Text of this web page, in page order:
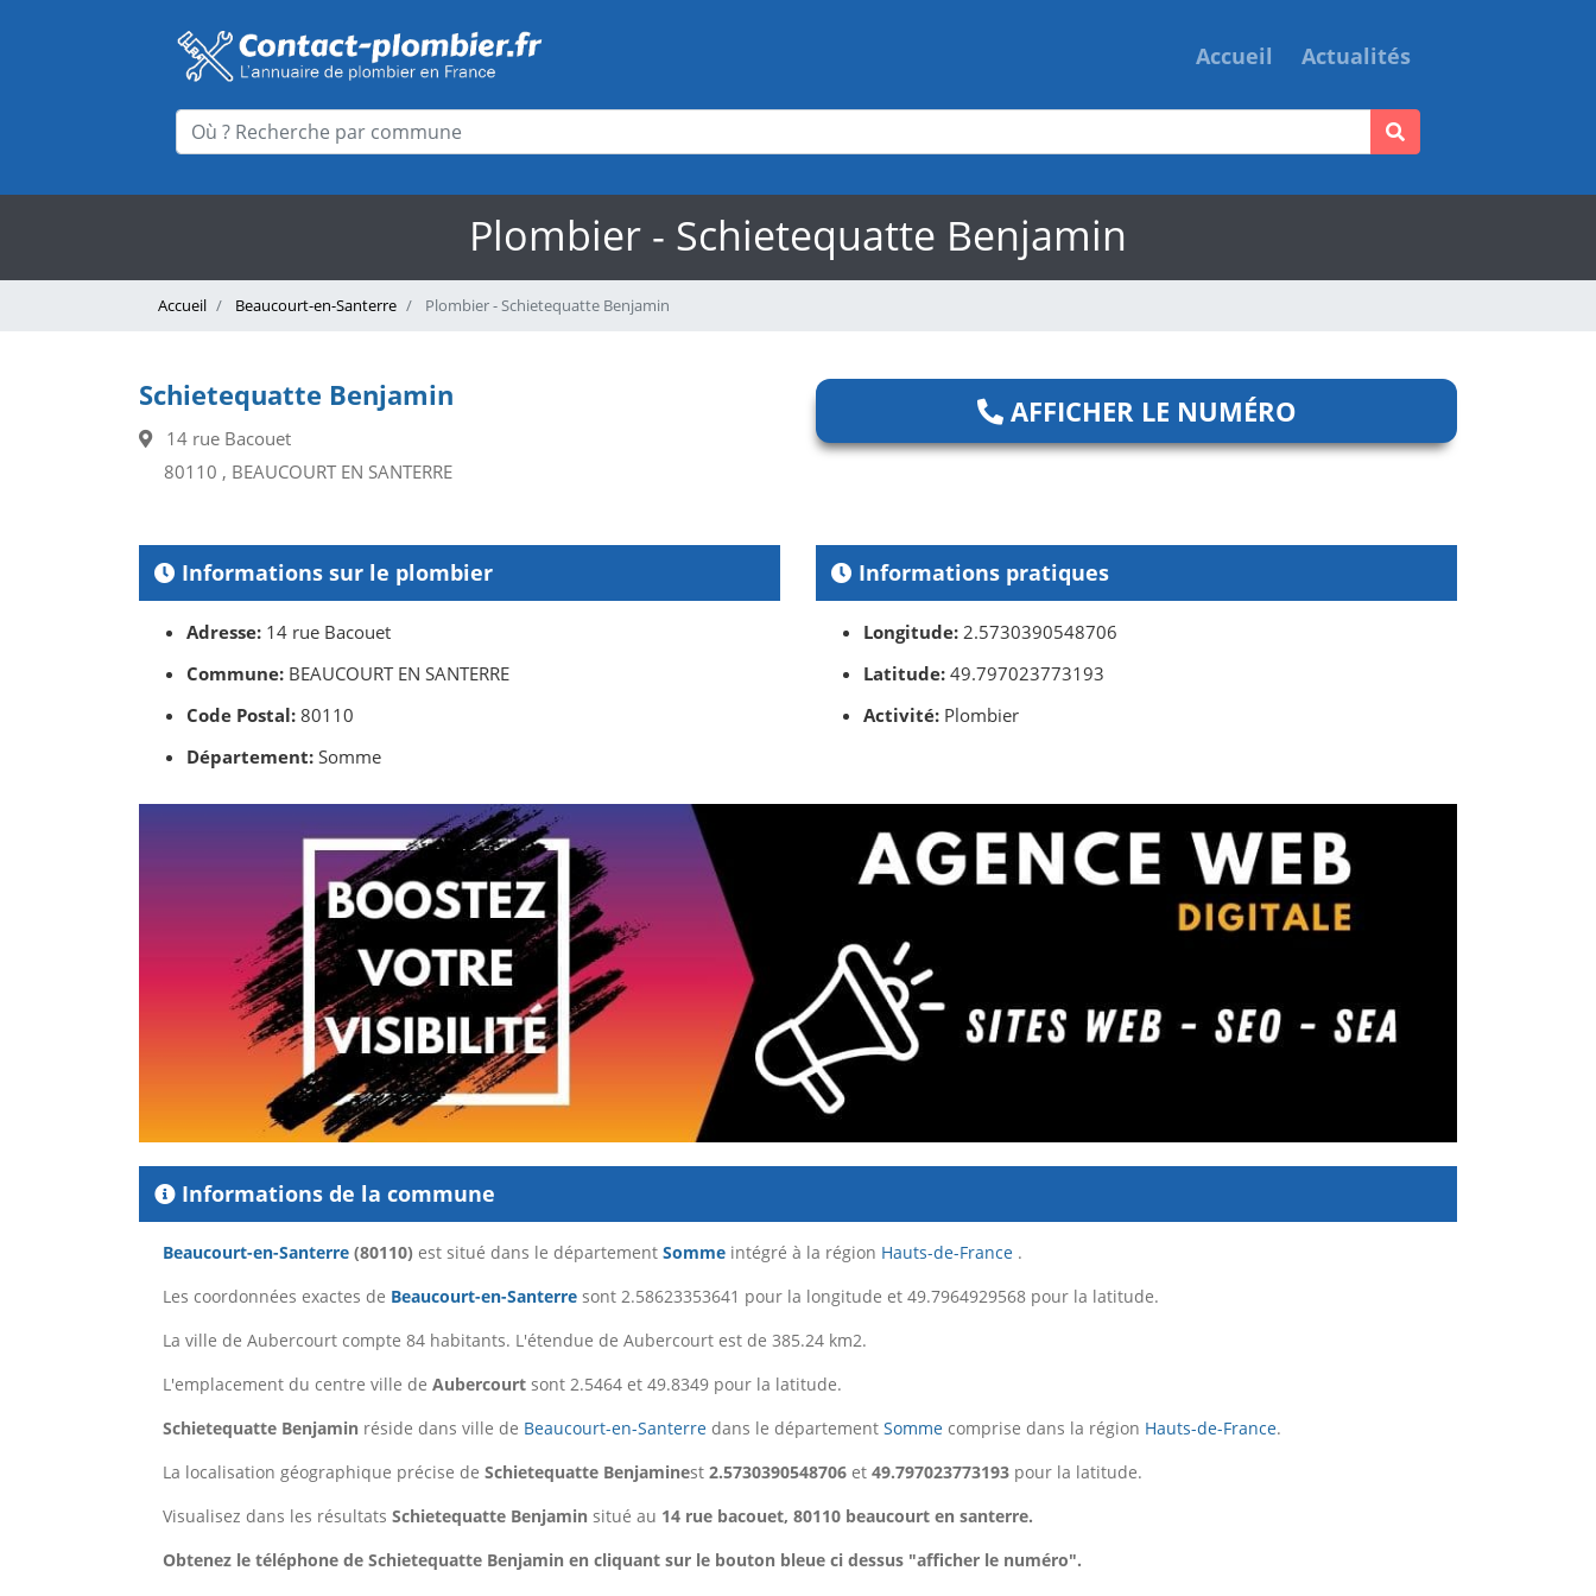
Accueil Actualités
Plombier - Schietequatte Benjamin
Accueil Beaucourt-en-Santerre Plombier - Schietequatte Benjamin
Schietequatte Benjamin
14 rue Bacouet
80110 , BEAUCOURT EN SANTERRE
AFFICHER LE NUMÉRO
Informations sur le plombier
Adresse: 14 rue Bacouet
Commune: BEAUCOURT EN SANTERRE
Code Postal: 80110
Département: Somme
Informations pratiques
Longitude: 2.5730390548706
Latitude: 49.797023773193
Activité: Plombier
Informations de la commune
Beaucourt-en-Santerre (80110) est situé dans le département Somme intégré à la région Hauts-de-France .
Les coordonnées exactes de Beaucourt-en-Santerre sont 2.58623353641 pour la longitude et 49.7964929568 pour la latitude.
La ville de Aubercourt compte 84 habitants. L'étendue de Aubercourt est de 385.24 km2.
L'emplacement du centre ville de Aubercourt sont 2.5464 et 49.8349 pour la latitude.
Schietequatte Benjamin réside dans ville de Beaucourt-en-Santerre dans le département Somme comprise dans la région Hauts-de-France.
La localisation géographique précise de Schietequatte Benjaminest 2.5730390548706 et 49.797023773193 pour la latitude.
Visualisez dans les résultats Schietequatte Benjamin situé au 14 rue bacouet, 80110 beaucourt en santerre.
Obtenez le téléphone de Schietequatte Benjamin en cliquant sur le bouton bleue ci dessus "afficher le numéro".